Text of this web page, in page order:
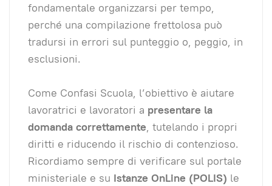
fondamentale organizzarsi per tempo,
perché una compilazione frettolosa può
tradursi in errori sul punteggio o, peggio, in
esclusioni.
Come Confasi Scuola, l’obiettivo è aiutare
lavoratrici e lavoratori a presentare la
domanda correttamente, tutelando i propri
diritti e riducendo il rischio di contenzioso.
Ricordiamo sempre di verificare sul portale
ministeriale e su Istanze OnLine (POLIS) le